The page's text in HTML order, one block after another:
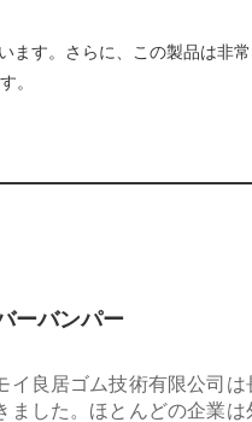
す。さらに、この製品は非
。
ーバンパー
イ良居ゴム技術有限公司
ました。ほとんどの企業